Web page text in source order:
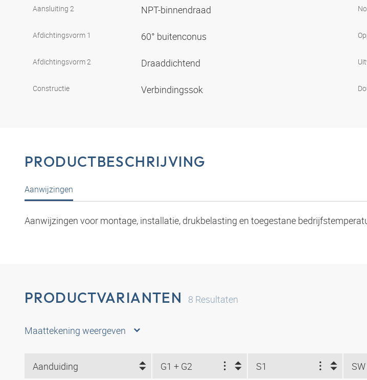
Aansluiting 2 NPT-binnendraad
Afdichtingsvorm 1 60° buitenconus
Afdichtingsvorm 2 Draaddichtend
Constructie Verbindingssok
PRODUCTBESCHRIJVING
Aanwijzingen
Aanwijzingen voor montage, installatie, drukbelasting en toegestane
PRODUCTVARIANTEN 8 Resultaten
Maattekening weergeven
Aanduiding G1 + G2 S1